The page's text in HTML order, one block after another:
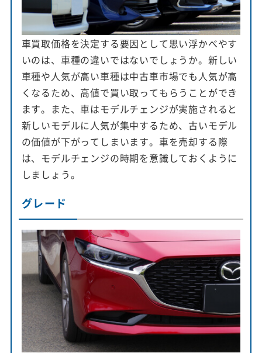
車買取価格を決定する要因として思い浮かべやす
いのは、車種の違いではないでしょうか。新しい
車種や人気が高い車種は中古車市場でも人気が高
くなるため、高値で買い取ってもらうことができ
ます。また、車はモデルチェンジが実施されると
新しいモデルに人気が集中するため、古いモデル
の価値が下がってしまいます。車を売却する際
は、モデルチェンジの時期を意識しておくように
しましょう。
グレード